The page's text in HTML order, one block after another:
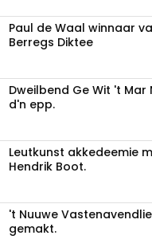
Paul de Waal winnaar
Berregs Diktee
Dweilbend Ge Wit 't
d'n epp.
Leutkunst akkedeemie
Hendrik Boot.
't Nuuwe
gemakt.